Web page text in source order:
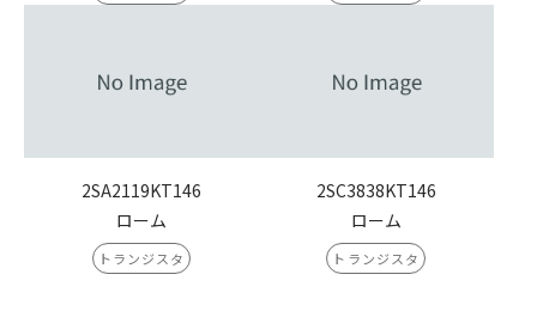
2SA2119KT146
ローム
トランジスタ
2SC3838KT146
ローム
トランジスタ